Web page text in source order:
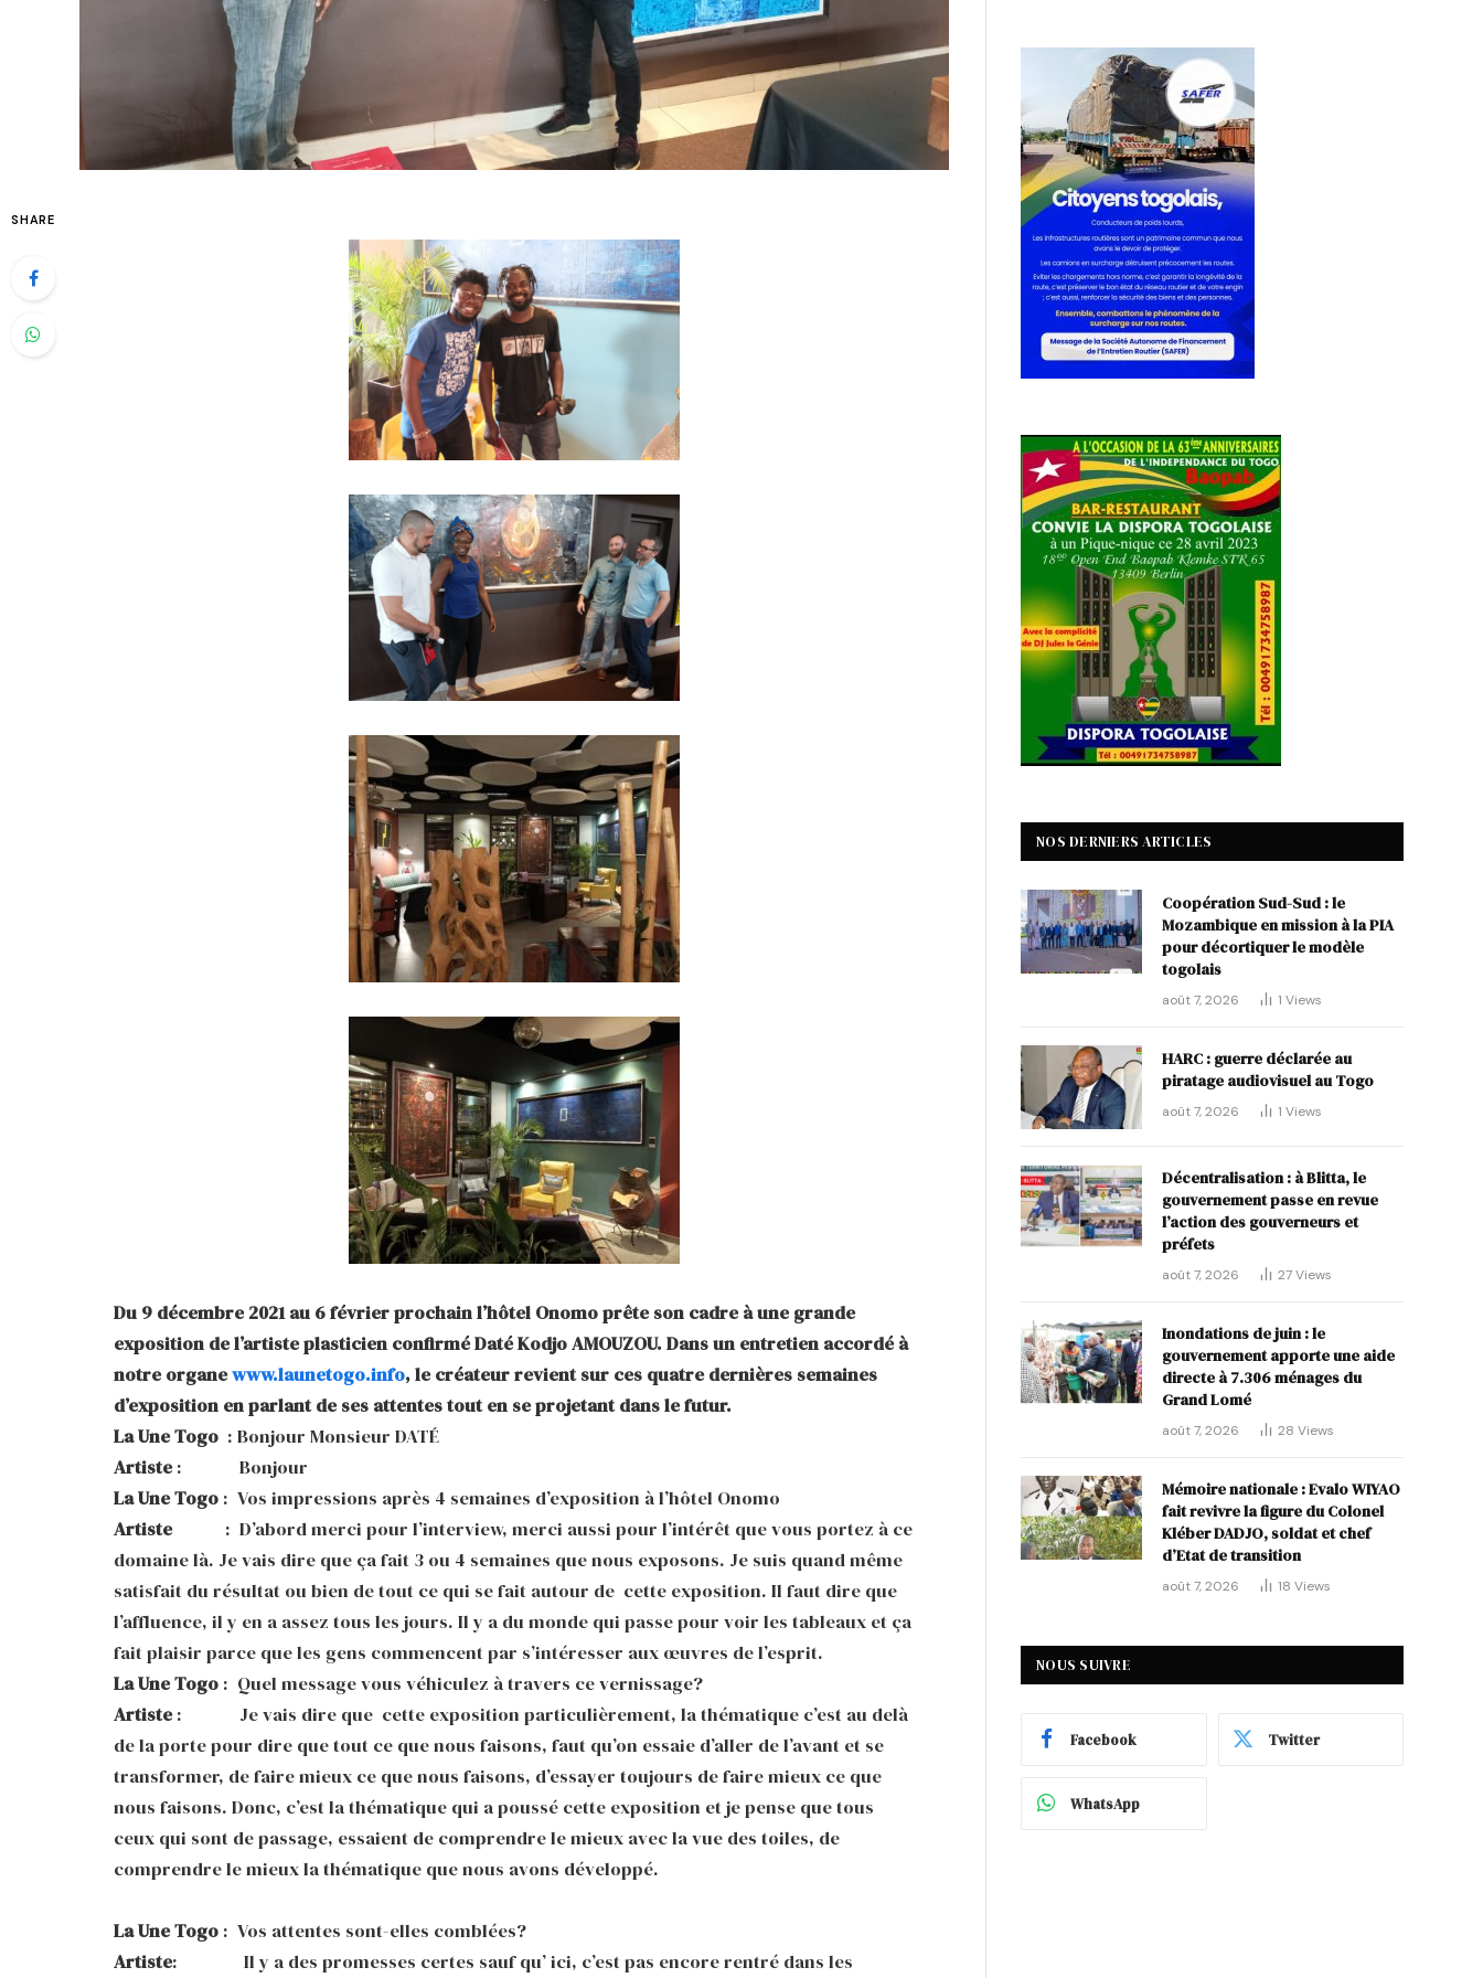
SHARE
Du 9 décembre 2021 au 6 février prochain l’hôtel Onomo prête son cadre à une grande
exposition de l’artiste plasticien confirmé Daté Kodjo AMOUZOU. Dans un entretien accordé à
notre organewww.launetogo.info, le créateur revient sur ces quatre dernières semaines
d’exposition en parlant de ses attentes tout en se projetant dans le futur.
La Une Togo : Bonjour Monsieur DATÉ
Artiste: Bonjour
La Une Togo : Vos impressions après 4 semaines d’exposition à l’hôtel Onomo
Artiste: D’abord merci pour l’interview, merci aussi pour l’intérêt que vous portez à ce
domaine là. Je vais dire que ça fait 3 ou 4 semaines que nous exposons. Je suis quand même
satisfait du résultat ou bien de tout ce qui se fait autour de cette exposition. Il faut dire que
l’affluence, il y en a assez tous les jours. Il y a du monde qui passe pour voir les tableaux et ça
fait plaisir parce que les gens commencent par s’intéresser aux œuvres de l’esprit.
La Une Togo : Quel message vous véhiculez à travers ce vernissage?
Artiste: Je vais dire que cette exposition particulièrement, la thématique c’est au delà
de la porte pour dire que tout ce que nous faisons, faut qu’on essaie d’aller de l’avant et se
transformer, de faire mieux ce que nous faisons, d’essayer toujours de faire mieux ce que
nous faisons. Donc, c’est la thématique qui a poussé cette exposition et je pense que tous
ceux qui sont de passage, essaient de comprendre le mieux avec la vue des toiles, de
comprendre le mieux la thématique que nous avons développé.
La Une Togo : Vos attentes sont-elles comblées?
Artiste: Il y a des promesses certes sauf qu’ ici, c’est pas encore rentré dans les
NOS DERNIERS ARTICLES
Coopération Sud-Sud : le
Mozambique en mission à la PIA
pour décortiquer le modèle
togolais
août 7, 2026 1 Views
HARC : guerre déclarée au
piratage audiovisuel au Togo
août 7, 2026 1 Views
Décentralisation : à Blitta, le
gouvernement passe en revue
l’action des gouverneurs et
préfets
août 7, 2026 27Views
Inondations de juin : le
gouvernement apporte une aide
directe à 7.306 ménages du
Grand Lomé
août 7, 2026 28 Views
Mémoire nationale : Evalo WIYAO
fait revivre la figure du Colonel
Kléber DADJO, soldat et chef
d’Etat de transition
août 7, 2026 18 Views
NOUS SUIVRE
Facebook Twitter
WhatsApp